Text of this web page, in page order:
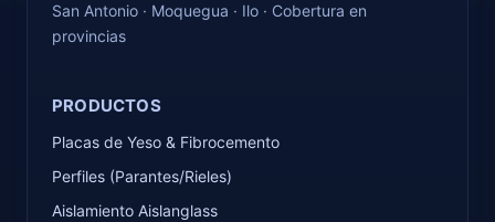
San Antonio · Moquegua · Ilo · Cobertura en
provincias
PRODUCTOS
Placas de Yeso & Fibrocemento
Perfiles (Parantes/Rieles)
Aislamiento Aislanglass